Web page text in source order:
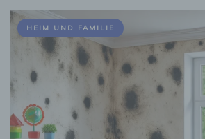
HEIM UND FAMILIE